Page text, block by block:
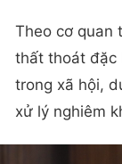
Theo cơ quan
thất thoát đặc
trong xã hội,
xử lý nghiêm